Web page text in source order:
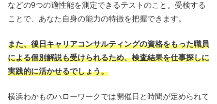
などの9つの適性能を測定できるテストのこと。受検する
ことで、あなた自身の能力の特徴を把握できます。
また、後日キャリアコンサルティングの資格をもった職員
による個別解説も受けられるため、検査結果を仕事探しに
実践的に活かせるでしょう。
横浜わかものハローワークでは開催日と時間が定められて